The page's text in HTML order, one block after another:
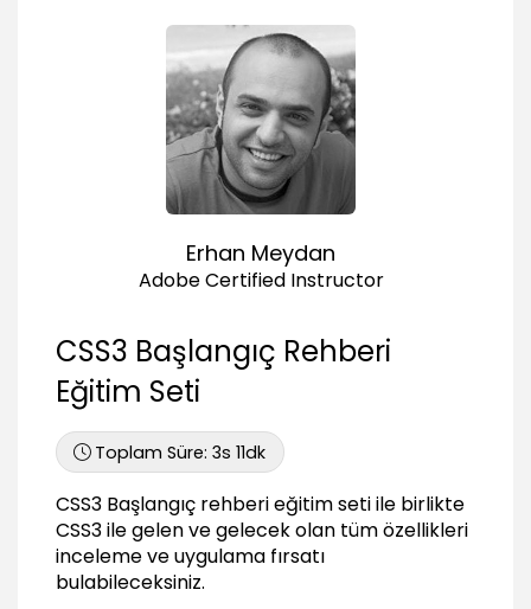
İlk ek seçiciler
Konum seçiciler (Structural selectors)
Liste elemanı seçiciler - 1
Liste elemanı seçiciler - 2
05:05
Özel eleman seçiciler
03:19
CSS3 Renkler (Colors)
Renk formatları
05:55
Renk Uygulamaları
05:29
Erhan Meydan
Adobe Certified Instructor
CSS3 Başlangıç Rehberi
Eğitim Seti
Toplam Süre:3s 11dk
CSS3 Başlangıç rehberi eğitim seti ile birlikte
CSS3 ile gelen ve gelecek olan tüm özellikleri
inceleme ve uygulama fırsatı
bulabileceksiniz.